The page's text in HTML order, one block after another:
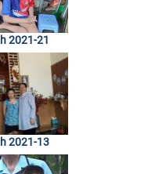
2021-21
2021-13